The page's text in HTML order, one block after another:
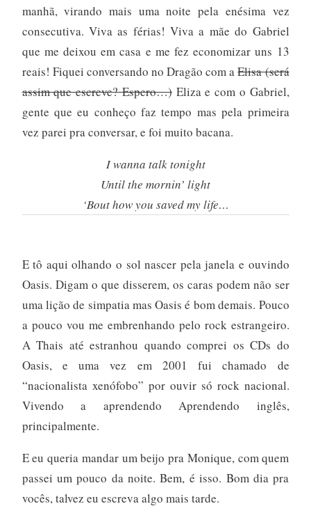
manhã, virando mais uma noite pela enésima vez
consecutiva. Viva as férias! Viva a mãe do Gabriel
que me deixou em casa e me fez economizar uns 13
reais! Fiquei conversando no Dragão com aElisa (será
assim que escreve? Espero…)Eliza e com o Gabriel,
gente que eu conheço faz tempo mas pela primeira
vez parei pra conversar, e foi muito bacana.
I wanna talk tonight
Until the mornin’ light
‘Bout how you saved my life…
E tô aqui olhando o sol nascer pela janela e ouvindo
Oasis. Digam o que disserem, os caras podem não ser
uma lição de simpatia mas Oasis é bom demais. Pouco
a pouco vou me embrenhando pelo rock estrangeiro.
A Thais até estranhou quando comprei os CDs do
Oasis, e uma vez em 2001 fui chamado de
“nacionalista xenófobo” por ouvir só rock nacional.
Vivendo a aprendendo Aprendendo inglês,
principalmente.
E eu queria mandar um beijo pra Monique, com quem
passei um pouco da noite. Bem, é isso. Bom dia pra
vocês, talvez eu escreva algo mais tarde.